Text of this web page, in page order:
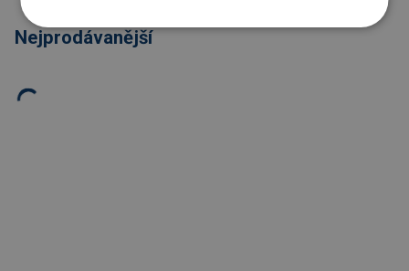
Nejprodávanější